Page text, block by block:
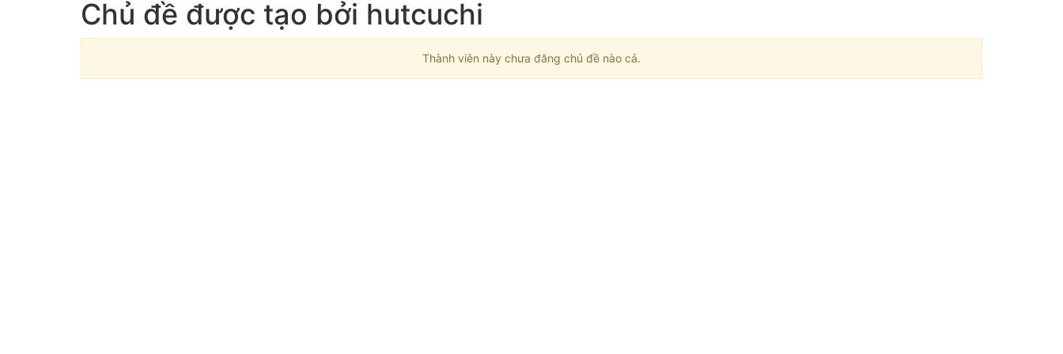
Chủ đề được tạo bởi hutcuchi
Thành viên này chưa đăng chủ đề nào cả.